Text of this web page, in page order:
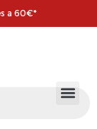
a 60€*